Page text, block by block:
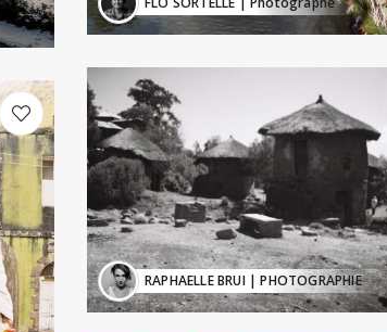
RAPHAELLE BRUI| PHOTOGRAPHIE